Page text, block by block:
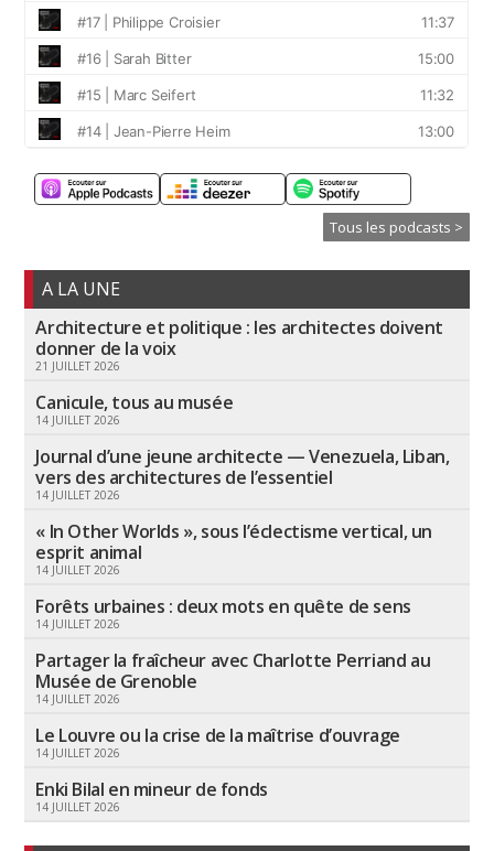
Tous les podcasts >
A LA UNE
Architecture et politique : les architectes doivent
donner de la voix
21 JUILLET 2026
Canicule, tous au musée
14 JUILLET 2026
Journal d’une jeune architecte — Venezuela, Liban,
vers des architectures de l’essentiel
14 JUILLET 2026
« In Other Worlds », sous l’éclectisme vertical, un
esprit animal
14 JUILLET 2026
Forêts urbaines : deux mots en quête de sens
14 JUILLET 2026
Partager la fraîcheur avec Charlotte Perriand au
Musée de Grenoble
14 JUILLET 2026
Le Louvre ou la crise de la maîtrise d’ouvrage
14 JUILLET 2026
Enki Bilal en mineur de fonds
14 JUILLET 2026